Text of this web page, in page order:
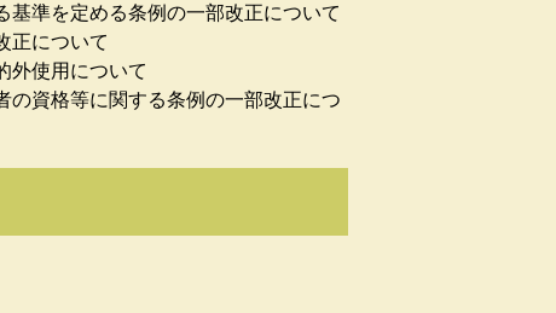
準を定める条例の一部改正について
正について
外使用について
資格等に関する条例の一部改正につ